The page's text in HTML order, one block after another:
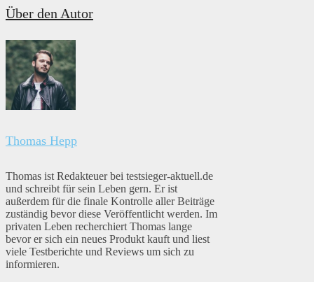
Über den Autor
Thomas Hepp
Thomas ist Redakteuer bei testsieger-aktuell.de
und schreibt für sein Leben gern. Er ist
außerdem für die finale Kontrolle aller Beiträge
zuständig bevor diese Veröffentlicht werden. Im
privaten Leben recherchiert Thomas lange
bevor er sich ein neues Produkt kauft und liest
viele Testberichte und Reviews um sich zu
informieren.